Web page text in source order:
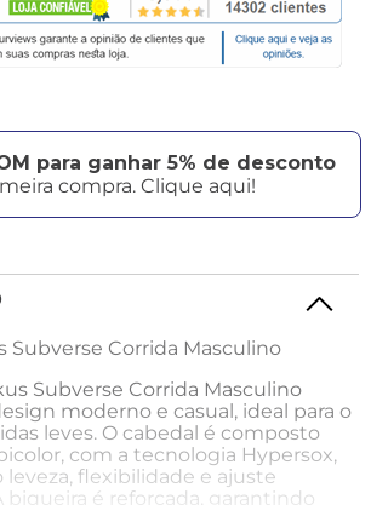
para ganhar 5% de desconto
compra. Clique aqui!
Subverse Corrida Masculino
Subverse Corrida Masculino
moderno e casual, ideal para o
leves. O cabedal é composto
com a tecnologia Hypersox,
flexibilidade e ajuste
biqueira é reforçada, garantindo